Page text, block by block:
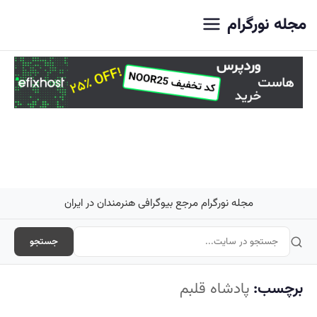
مجله نورگرام
مجله نورگرام مرجع بیوگرافی هنرمندان در ایران
جستجو
برچسب: پادشاه قلبم